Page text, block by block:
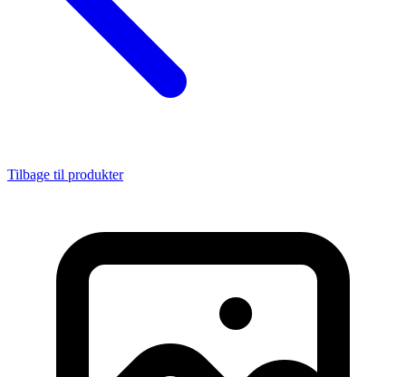
Tilbage til produkter